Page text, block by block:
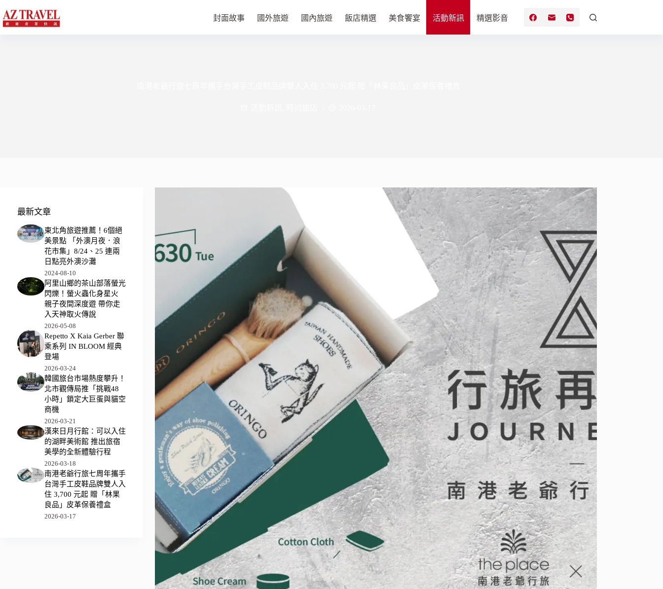
至
主
封面故事 國外旅遊 國內旅遊 飯店精選 美食饗宴 活動新訊 精選影音
最新文章
東北角旅遊推薦！6個絕
美景點 「外澳月夜．浪
花市集」8/24、25 連兩
日點亮外澳沙灘
2024-08-10
阿里山鄉的茶山部落螢光
閃爍！螢火蟲化身星火
親子夜間深度遊 帶你走
入天神取火傳說
2026-05-08
Repetto X Kaia Gerber 聯
乘系列 IN BLOOM 經典
登場
2026-03-24
韓國旅台市場熱度攀升！
北市觀傳局推「挑戰48
小時」鎖定大巨蛋與貓空
商機
2026-03-21
漢來日月行館：可以入住
的湖畔美術館 推出旅宿
美學的全新體驗行程
2026-03-18
南港老爺行旅七周年攜手
台灣手工皮鞋品牌雙人入
住 3,700 元起 贈「林果
良品」皮革保養禮盒
2026-03-17